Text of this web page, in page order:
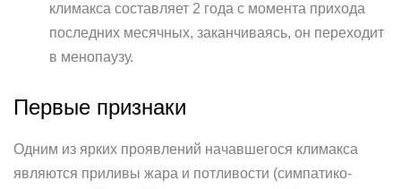
климакса составляет 2 года с момента прихода
последних месячных, заканчиваясь, он переходит
в менопаузу.
Первые признаки
Одним из ярких проявлений начавшегося климакса
являются приливы жара и потливости (симпатико-